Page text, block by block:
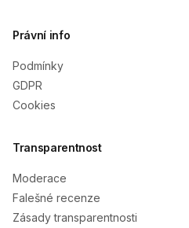
Právní info
Podmínky
GDPR
Cookies
Transparentnost
Moderace
Falešné recenze
Zásady transparentnosti